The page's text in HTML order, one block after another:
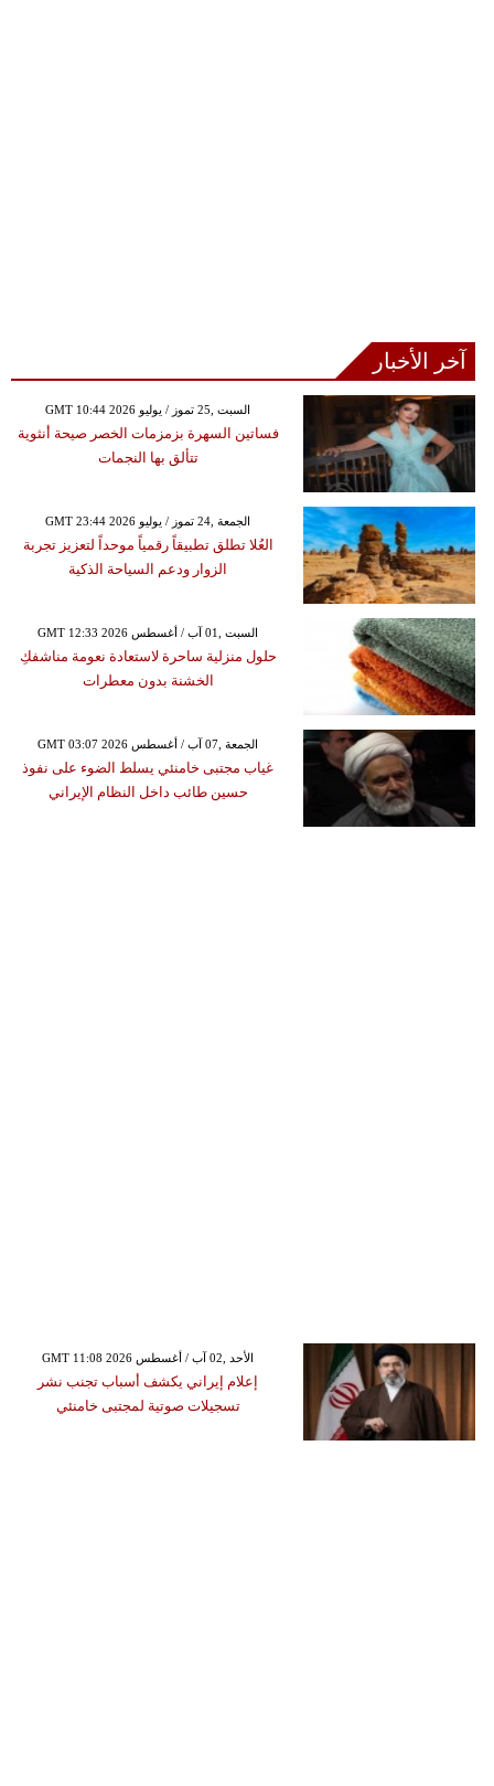
آخر الأخبار
GMT 10:44 2026 السبت ,25 تموز / يوليو
فساتين السهرة بزمزمات الخصر صيحة أنثوية
تتألق بها النجمات
GMT 23:44 2026 الجمعة ,24 تموز / يوليو
العُلا تطلق تطبيقاً رقمياً موحداً لتعزيز تجربة
الزوار ودعم السياحة الذكية
GMT 12:33 2026 السبت ,01 آب / أغسطس
حلول منزلية ساحرة لاستعادة نعومة مناشفكِ
الخشنة بدون معطرات
GMT 03:07 2026 الجمعة ,07 آب / أغسطس
غياب مجتبى خامنئي يسلط الضوء على نفوذ
حسين طائب داخل النظام الإيراني
GMT 11:08 2026 الأحد ,02 آب / أغسطس
إعلام إيراني يكشف أسباب تجنب نشر
تسجيلات صوتية لمجتبى خامنئي